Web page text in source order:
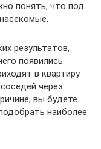
понять, что под
результатов,
появились
в квартиру
через
вы будете
наиболее